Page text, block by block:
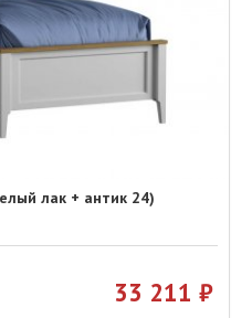
лак + антик 24)
33 211